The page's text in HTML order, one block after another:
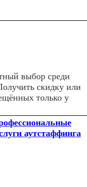
выбор среди
скидку или
только у
аутстаффинга